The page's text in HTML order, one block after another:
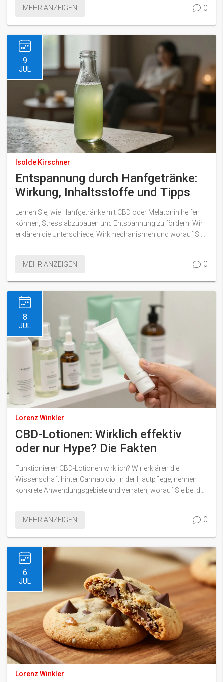
MEHR ANZEIGEN 0
9
JUL
Isolde Kirschner
Entspannung durch Hanfgetränke:
Wirkung, Inhaltsstoffe und Tipps
Lernen Sie, wie Hanfgetränke mit CBD oder Melatonin helfen
können, Stress abzubauen und Entspannung zu fördern. Wir
erklären die Unterschiede, Wirkmechanismen und worauf Sie
beim Kauf achten sollten.
MEHR ANZEIGEN 0
8
JUL
Lorenz Winkler
CBD-Lotionen: Wirklich effektiv
oder nur Hype? Die Fakten
Funktionieren CBD-Lotionen wirklich? Wir erklären die
Wissenschaft hinter Cannabidiol in der Hautpflege, nennen
konkrete Anwendungsgebiete und verraten, worauf Sie bei der
Kaufentscheidung achten müssen.
MEHR ANZEIGEN 0
6
JUL
Lorenz Winkler